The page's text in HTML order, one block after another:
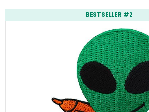
BESTSELLER #2